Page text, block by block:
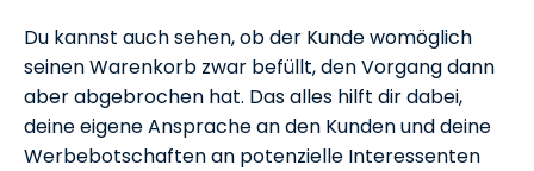
Du kannst auch sehen, ob der Kunde womöglich
seinen Warenkorb zwar befüllt, den Vorgang dann
aber abgebrochen hat. Das alles hilft dir dabei,
deine eigene Ansprache an den Kunden und deine
Werbebotschaften an potenzielle Interessenten